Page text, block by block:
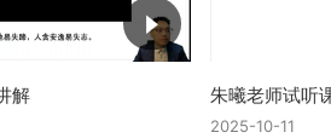
解 朱曦老师试听
2025-10-11